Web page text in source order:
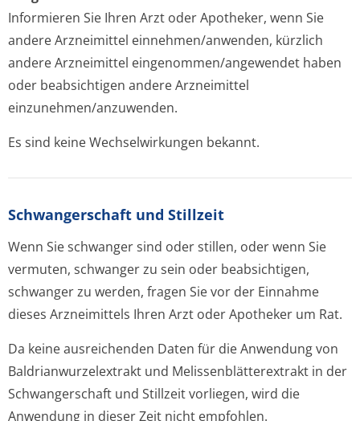
Informieren Sie Ihren Arzt oder Apotheker, wenn Sie
andere Arzneimittel einnehmen/anwenden, kürzlich
andere Arzneimittel eingenommen/an­gewendet haben
oder beabsichtigen andere Arzneimittel
einzunehmen/an­zuwenden.
Es sind keine Wechselwirkungen bekannt.
Schwangerschaft und Stillzeit
Wenn Sie schwanger sind oder stillen, oder wenn Sie
vermuten, schwanger zu sein oder beabsichtigen,
schwanger zu werden, fragen Sie vor der Einnahme
dieses Arzneimittels Ihren Arzt oder Apotheker um Rat.
Da keine ausreichenden Daten für die Anwendung von
Baldrianwurze­lextrakt und Melissenblätte­rextrakt in der
Schwangerschaft und Stillzeit vorliegen, wird die
Anwendung in dieser Zeit nicht empfohlen.